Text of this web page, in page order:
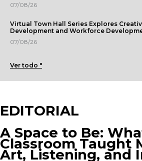
07/08/26
Virtual Town Hall Series Explores
Development and Workforce
07/08/26
Ver todo "
EDITORIAL
A Space to Be:
Classroom Taught
Art, Listening, and